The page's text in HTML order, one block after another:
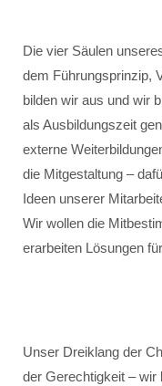
Die vier Säulen
dem Führungsprinzip,
bilden wir aus und wir
als Ausbildungszeit
externe
die Mitgestaltung –
Ideen unserer
Wir wollen die
erarbeiten Lösungen
Unser Dreiklang der
der Gerechtigkeit – wir